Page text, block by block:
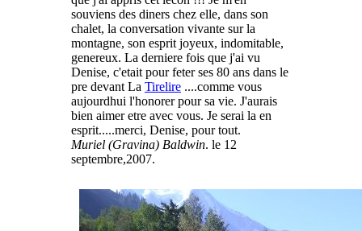
souviens des diners chez elle, dans son
chalet, la conversation vivante sur la
montagne, son esprit joyeux, indomitable,
genereux. La derniere fois que j'ai vu
Denise, c'etait pour feter ses 80 ans dans le
pre devant La Tirelire ....comme vous
aujourdhui l'honorer pour sa vie. J'aurais
bien aimer etre avec vous. Je serai la en
esprit.....merci, Denise, pour tout.
Muriel (Gravina) Baldwin. le 12
septembre,2007.